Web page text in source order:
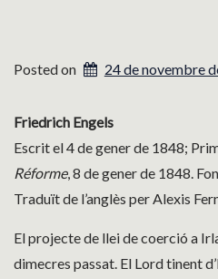
Posted on 24 de novembre
Friedrich Engels
Escrit el 4 de gener de 1848;
Réforme, 8 de gener de 1848.
Traduït de l’anglès per Alexis
El projecte de llei de coerció a
dimecres passat. El Lord tinent